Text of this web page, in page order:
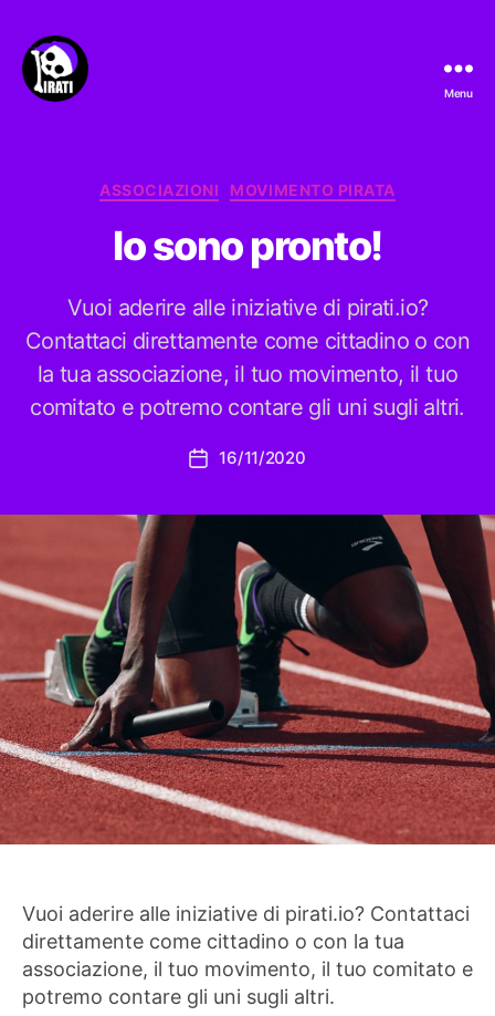
Menu
Categorie
ASSOCIAZIONI MOVIMENTO PIRATA
Io sono pronto!
Vuoi aderire alle iniziative di pirati.io?
Contattaci direttamente come cittadino o con
la tua associazione, il tuo movimento, il tuo
comitato e potremo contare gli uni sugli altri.
Data16/11/2020
Vuoi aderire alle iniziative di pirati.io? Contattaci
direttamente come cittadino o con la tua
associazione, il tuo movimento, il tuo comitato e
potremo contare gli uni sugli altri.